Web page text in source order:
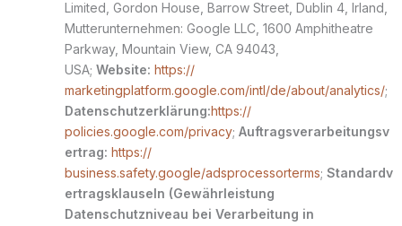
Limited, Gordon House, Barrow Street, Dublin 4, Irland,
Mutterunternehmen: Google LLC, 1600 Amphitheatre
Parkway, Mountain View, CA 94043,
USA; Website: https://
marketingplatform.google.com/intl/de/about/analytics/;
Datenschutzerklärung:https://
policies.google.com/privacy; Auftragsverarbeitungsv
ertrag: https://
business.safety.google/adsprocessorterms; Standardv
ertragsklauseln (Gewährleistung
Datenschutzniveau bei Verarbeitung in